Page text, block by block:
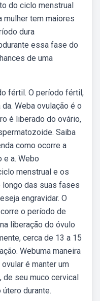
do ciclo menstrual
mulher tem maiores
dura
essa fase do
de uma
fértil. O período fértil,
Weba ovulação é o
é liberado do ovário,
Saiba
como ocorre a
e a. Webo
menstrual e os
longo das suas fases
engravidar. O
o período de
liberação do óvulo
cerca de 13 a 15
Webuma maneira
é manter um
de seu muco cervical
durante.